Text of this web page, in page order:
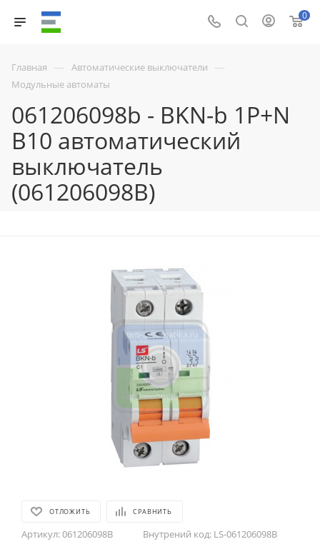
0
Главная — Автоматические выключатели —
Модульные автоматы
061206098b - BKN-b 1P+N
B10 автоматический
выключатель
(061206098B)
ОТЛОЖИТЬ СРАВНИТЬ
Артикул:061206098B Внутрений код: LS-061206098B